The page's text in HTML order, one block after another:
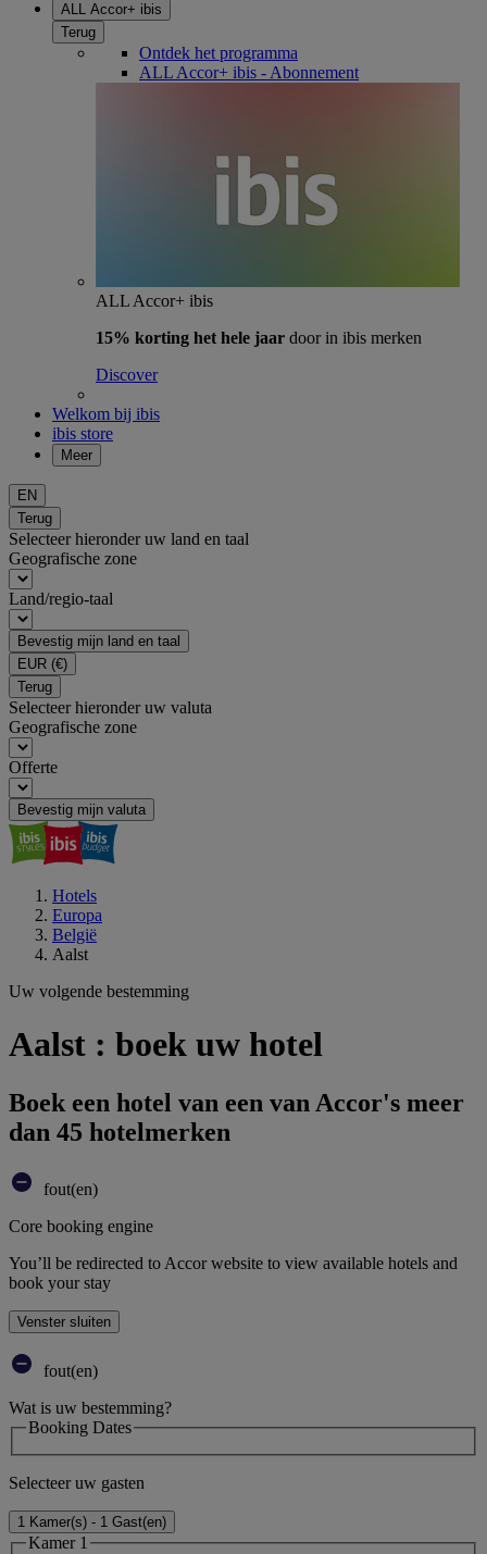
ALL Accor+ ibis
Terug
Ontdek het programma
ALL Accor+ ibis - Abonnement
ALL Accor+ ibis
15% korting het hele jaar door in ibis merken
Discover
Welkom bij ibis
ibis store
Meer
EN
Terug
Selecteer hieronder uw land en taal
Geografische zone
Land/regio-taal
Bevestig mijn land en taal
EUR (€)
Terug
Selecteer hieronder uw valuta
Geografische zone
Offerte
Bevestig mijn valuta
Hotels
Europa
België
Aalst
Uw volgende bestemming
Aalst : boek uw hotel
Boek een hotel van een van Accor's meer
dan 45 hotelmerken
fout(en)
Core booking engine
You’ll be redirected to Accor website to view available hotels and
book your stay
Venster sluiten
fout(en)
Wat is uw bestemming?
Booking Dates
Selecteer uw gasten
1 Kamer(s) - 1 Gast(en)
Kamer 1